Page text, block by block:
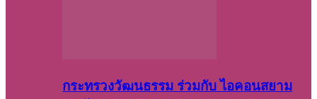
กระทรวงวัฒนธรรม ร่วมกับ ไอคอนสยาม